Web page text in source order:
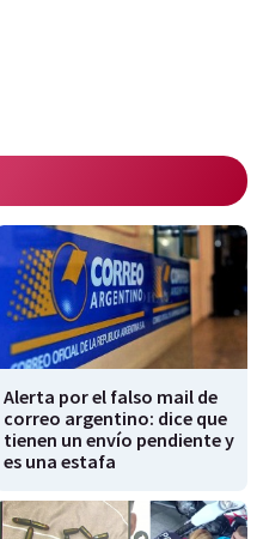
Alerta por el falso mail de
correo argentino: dice que
tienen un envío pendiente y
es una estafa